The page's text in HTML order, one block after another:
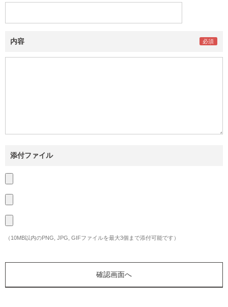
内容
添付ファイル
（10MB以内のPNG, JPG, GIFファイルを最大3個まで添付可能です）